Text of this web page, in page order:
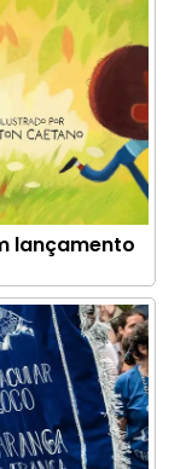
lançamento